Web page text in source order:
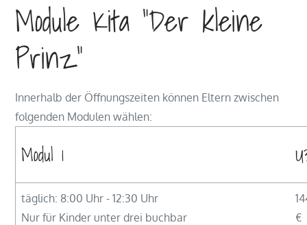
Module Kita "Der kleine
Prinz"
Innerhalb der Öffnungszeiten können Eltern zwischen
folgenden Modulen wählen:
Modul 1
täglich: 8:00 Uhr - 12:30 Uhr
Nur für Kinder unter drei buchbar
€